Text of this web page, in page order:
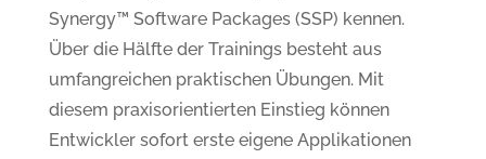
Synergy™ Software Packages (SSP) kennen.
Über die Hälfte der Trainings besteht aus
umfangreichen praktischen Übungen. Mit
diesem praxisorientierten Einstieg können
Entwickler sofort erste eigene Applikationen